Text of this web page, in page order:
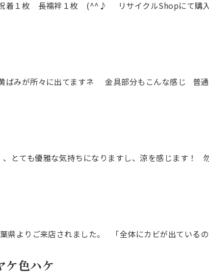
着１枚 長襦袢１枚 (^^♪ リサイクルShopにて購入
ばみが所々に出てますネ 金具部分もこんな感じ 普
とても優雅な気持ちになりますし、涼を感じます
県よりご来店されました。 「全体にカビが出てい
色ハケ